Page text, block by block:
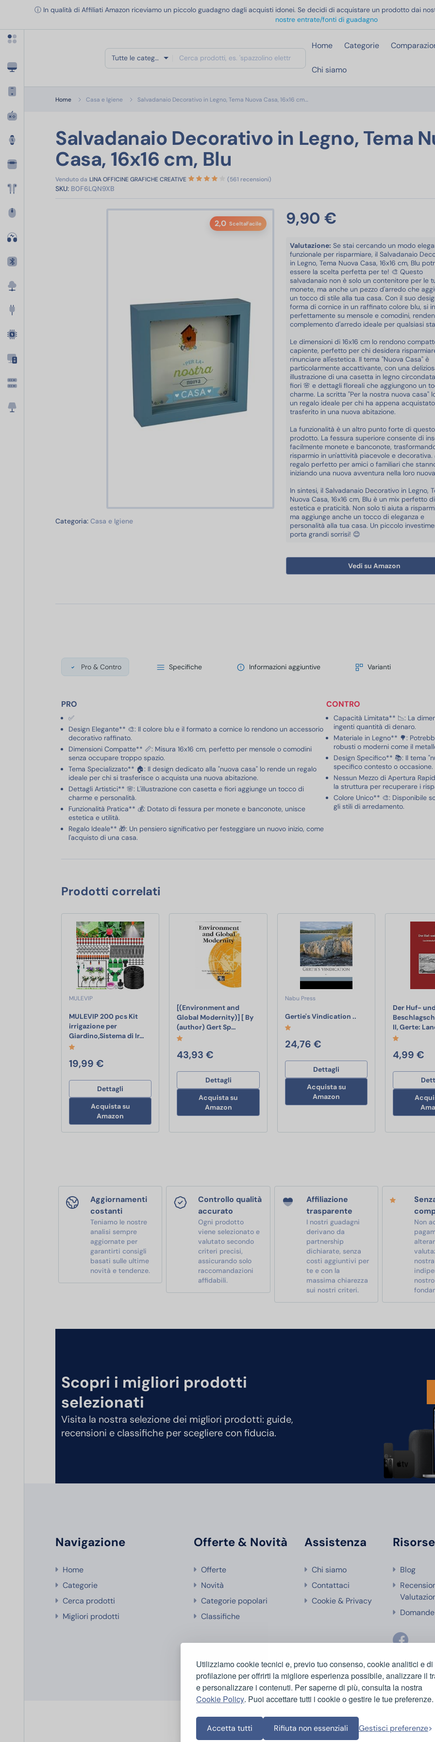
Utilizziamo cookie tecnici e, previo tuo consenso, cookie analitici e di
profilazione per offrirti la migliore esperienza possibile, analizzare il
e personalizzare i contenuti. Per saperne di più, consulta la nostra
Cookie Policy. Puoi accettare tutti i cookie o gestire le tue preferenze.
Accetta tutti Rifiuta non essenziali Gestisci preferenze
ⓘ In qualità di Affiliati Amazon riceviamo un piccolo guadagno dagli acquisti idonei. Se decidi di acquistare un prodotto dai
nostre entrate/fonti di guadagno
Tutte le categorie
Home Categorie
Chi siamo
Apri menu categorie
Home Casa e Igiene Salvadanaio Decorativo in Legno, Tema Nuova Casa, 16x16 cm…
Salvadanaio Decorativo in Legno, Tema
Casa, 16x16 cm, Blu
Venduto da LINA OFFICINE GRAFICHE CREATIVE (561 recensioni)
SKU: B0F6LQN9XB
2,0 SceltaFacile
Categoria: Casa e IgieneCasa e Igiene
9,90 €
Valutazione: Se stai cercando un modo
funzionale per risparmiare, il Salvadanaio
in Legno, Tema Nuova Casa, 16x16 cm, Blu
essere la scelta perfetta per te! 🎨 Questo
salvadanaio non è solo un contenitore per le
monete, ma anche un pezzo d'arredo che
un tocco di stile alla tua casa. Con il suo
forma di cornice in un raffinato colore blu, si
perfettamente su mensole e comodini,
complemento d'arredo ideale per qualsiasi
Le dimensioni di 16x16 cm lo rendono
capiente, perfetto per chi desidera
rinunciare all'estetica. Il tema "Nuova Casa" è
particolarmente accattivante, con una
illustrazione di una casetta in legno
fiori 🌸 e dettagli floreali che aggiungono un
charme. La scritta "Per la nostra nuova casa"
un regalo ideale per chi ha appena
trasferito in una nuova abitazione.
La funzionalità è un altro punto forte di questo
prodotto. La fessura superiore consente di
facilmente monete e banconote,
risparmio in un'attività piacevole e decorativa.
regalo perfetto per amici o familiari che
iniziando una nuova avventura nella loro
In sintesi, il Salvadanaio Decorativo in Legno,
Nuova Casa, 16x16 cm, Blu è un mix perfetto di
estetica e praticità. Non solo ti aiuta a
ma aggiunge anche un tocco di eleganza e
personalità alla tua casa. Un piccolo
porta grandi sorrisi! 😊
Vedi su Amazon
Pro & Contro Specifiche Informazioni aggiuntive Varianti
PRO
✅
Design Elegante** 🎨: Il colore blu e il formato a cornice lo rendono un accessorio
decorativo raffinato.
Dimensioni Compatte** 📏: Misura 16x16 cm, perfetto per mensole o comodini
senza occupare troppo spazio.
Tema Specializzato** 🏠: Il design dedicato alla "nuova casa" lo rende un regalo
ideale per chi si trasferisce o acquista una nuova abitazione.
Dettagli Artistici** 🌸: L'illustrazione con casetta e fiori aggiunge un tocco di
charme e personalità.
Funzionalità Pratica** 💰: Dotato di fessura per monete e banconote, unisce
estetica e utilità.
Regalo Ideale** 🎁: Un pensiero significativo per festeggiare un nuovo inizio, come
l'acquisto di una casa.
CONTRO
Capacità Limitata** 📉: La
ingenti quantità di denaro.
Materiale in Legno** 🌳:
robusti o moderni come il
Design Specifico** 📚: Il tema
specifico contesto o occasione.
Nessun Mezzo di Apertura
la struttura per recuperare i
Colore Unico** 🎨: Disponibile
gli stili di arredamento.
Prodotti correlati
MULEVIP
MULEVIP 200 pcs Kit
irrigazione per
Giardino,Sistema di Ir… MULEVIP 200 pcs Kit irrigazione per Giardino,Sistema di Irrigazione da Giardino,Drip
19,99 €
Dettagli
Acquista su
Amazon
[(Environment and
Global Modernity)] [ By
(author) Gert Sp… [(Environment and Global Modernity)] [ By (author) Gert
43,93 €
Dettagli
Acquista su
Amazon
Nabu Press
Gertie's Vindication ..Gertie's Vindication ..
24,76 €
Dettagli
Acquista su
Amazon
Der Huf-
II, Gerte:
4,99 €
Aggiornamenti
costanti
Teniamo le nostre
analisi sempre
aggiornate per
garantirti consigli
basati sulle ultime
novità e tendenze.
Controllo qualità
accurato
Ogni prodotto
viene selezionato e
valutato secondo
criteri precisi,
assicurando solo
raccomandazioni
affidabili.
Affiliazione
trasparente
I nostri guadagni
derivano da
partnership
dichiarate, senza
costi aggiuntivi per
te e con la
massima chiarezza
sui nostri criteri.
Non
nostra
Scopri i migliori prodotti
selezionati
Visita la nostra selezione dei migliori prodotti: guide,
recensioni e classifiche per scegliere con fiducia.
Navigazione
Home
Categorie
Cerca prodotti
Migliori prodotti
Offerte & Novità
Offerte
Novità
Categorie popolari
Classifiche
Assistenza
Chi siamo
Contattaci
Cookie & Privacy
Risorse
Blog